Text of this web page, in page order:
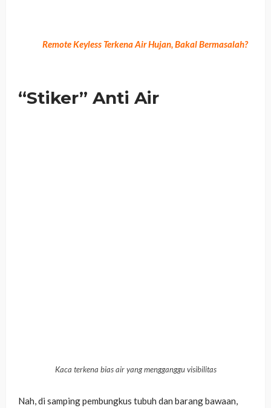
Remote Keyless Terkena Air Hujan, Bakal Bermasalah?
“Stiker” Anti Air
Kaca terkena bias air yang mengganggu visibilitas
Nah, di samping pembungkus tubuh dan barang bawaan,